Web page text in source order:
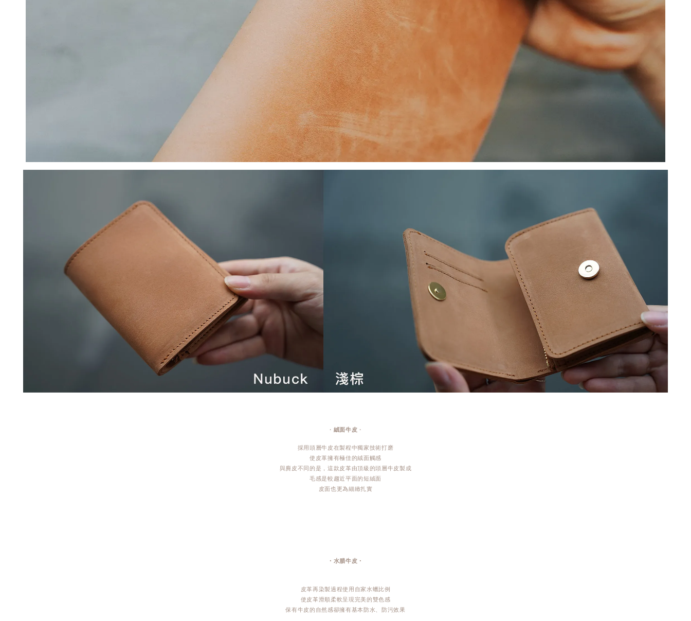
・ 絨面牛皮 ・
採用頭層牛皮在製程中獨家技術打磨
使皮革擁有極佳的絨面觸感
與麂皮不同的是，這款皮革由頂級的頭層牛皮製成
毛感是較趨近平面的短絨面
皮面也更為細緻扎實
・水腊牛皮・
皮革再染製過程使用自家水蠟比例
使皮革滑順柔軟呈現完美的雙色感
保有牛皮的自然感卻擁有基本防水、防污效果